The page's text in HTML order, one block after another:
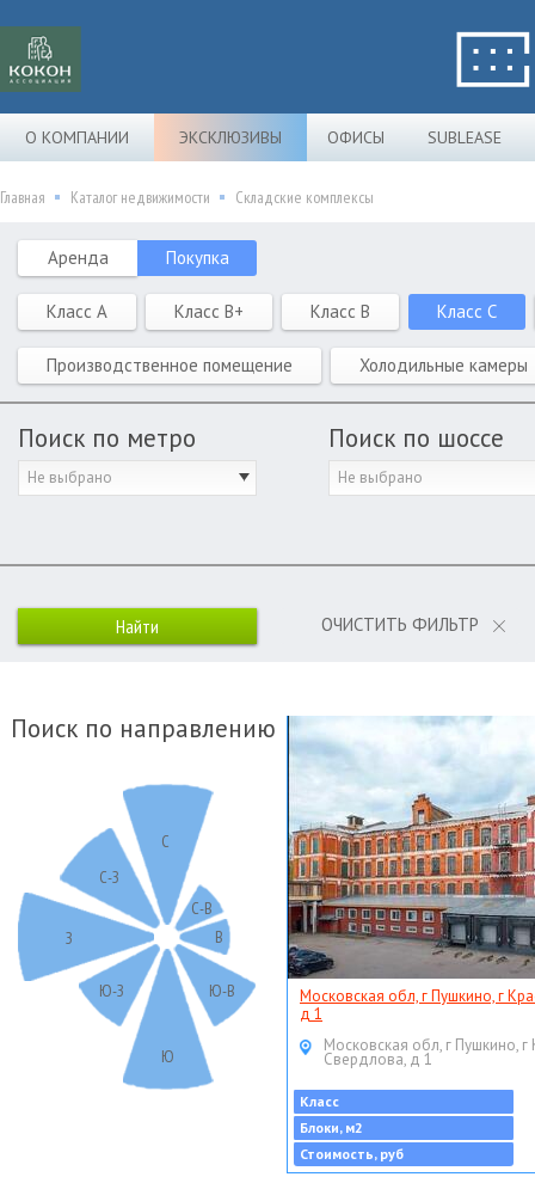
О КОМПАНИИ ЭКСКЛЮЗИВЫ ОФИСЫ SUBLEASE
Главная Каталог недвижимости Складские комплексы
Аренда Покупка
Класс A Класс B+ Класс B Класс C
Производственное помещение Холодильные камеры
Поиск по метро
Не выбрано
Поиск по шоссе
Не выбрано
ОЧИСТИТЬ ФИЛЬТР
Поиск по направлению
С
С-В
В
Ю-В
Ю
Ю-З
З
С-З
Московская обл, г Пушкино, г
д 1
Московская обл, г Пушкино, г
Свердлова, д 1
Класс
Блоки, м2
Стоимость, руб